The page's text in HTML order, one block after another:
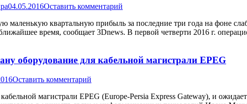
04.05.2016Оставить комментарий
маленькую квартальную прибыль за последние три года на фоне
время, сообщает 3Dnews. В первой четверти 2016 г.
оборудование для кабельной магистрали EPEG
Оставить комментарий
магистрали EPEG (Europe-Persia Express Gateway), и